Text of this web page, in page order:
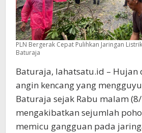
PLN Bergerak Cepat Pulihkan Jaringan
Baturaja
Baturaja, lahatsatu.id – Hujan
angin kencang yang
Baturaja sejak Rabu malam
mengakibatkan sejumlah
memicu gangguan pada